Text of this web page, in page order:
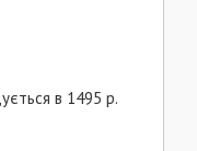
в 1495 p.